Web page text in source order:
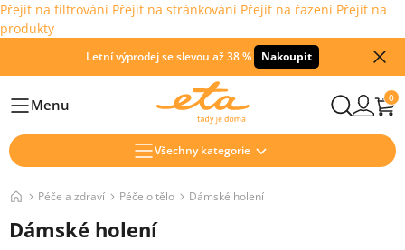
Přejít na filtrování Přejít na stránkování Přejít na řazení Přejít na
produkty
Letní výprodej se slevou až 38 % Nakoupit
HlavníMenu 0
Všechny kategorie
Péče a zdraví Péče o tělo Dámské holení
Dámské holení